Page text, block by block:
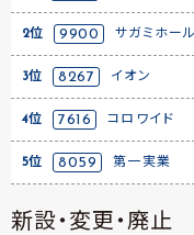
2位 9900 サガミホー
3位 8267 イオン
4位 7616 コロワイド
5位 8059 第一実業
新設・変更・廃止